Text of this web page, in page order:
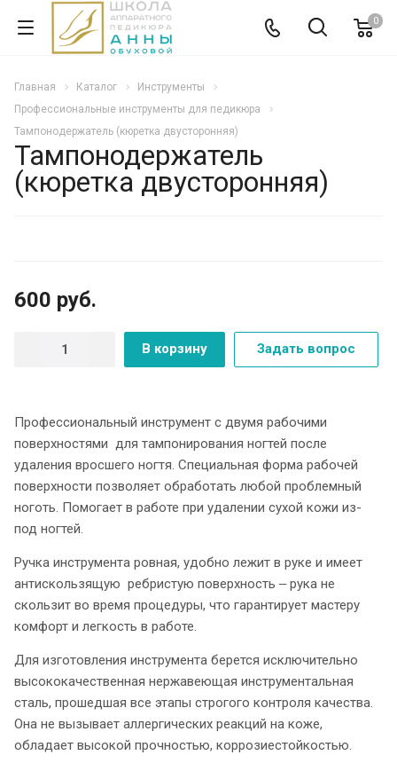
0
Главная Каталог
Инструменты
Профессиональные инструменты для педикюра
Тампонодержатель (кюретка двусторонняя)
Тампонодержатель
(кюретка двусторонняя)
600 руб.
В корзину Задать вопрос
Профессиональный инструмент с двумя рабочими
поверхностями для тампонирования ногтей после
удаления вросшего ногтя. Специальная форма рабочей
поверхности позволяет обработать любой проблемный
ноготь. Помогает в работе при удалении сухой кожи из-
под ногтей.
Ручка инструмента ровная, удобно лежит в руке и имеет
антискользящую ребристую поверхность ‒ рука не
скользит во время процедуры, что гарантирует мастеру
комфорт и легкость в работе.
Для изготовления инструмента берется исключительно
высококачественная нержавеющая инструментальная
сталь, прошедшая все этапы строгого контроля качества.
Она не вызывает аллергических реакций на коже,
обладает высокой прочностью, коррозиестойкостью.